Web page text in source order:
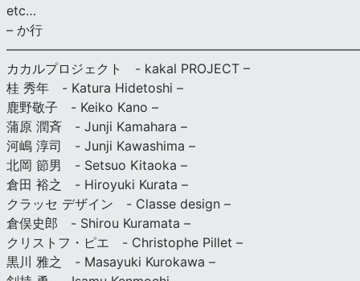
etc…
– か行
カカルプロジェクト - kakal PROJECT –
桂 秀年 - Katura Hidetoshi –
鹿野敬子 - Keiko Kano –
蒲原 潤斉 - Junji Kamahara –
河嶋 淳司 - Junji Kawashima –
北岡 節男 - Setsuo Kitaoka –
倉田 裕之 - Hiroyuki Kurata –
クラッセ デザイン - Classe design –
倉俣史郎 - Shirou Kuramata –
クリストフ・ピエ - Christophe Pillet –
黒川 雅之 - Masayuki Kurokawa –